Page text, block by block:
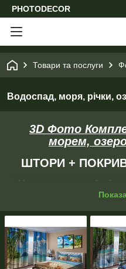
PHOTODECOR
Товари та послуги
Водоспад, моря, річки,
3D Фото
морем,
ШТОРИ +
На кожному
замовити прорахунок
Також для Фотоштор,
Ви можете вибрати
ЦІНА ВКАЗАНА ЗА